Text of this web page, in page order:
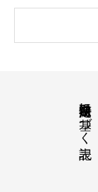
特定商取引法に基づく表記